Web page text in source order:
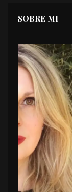
SOBRE MI